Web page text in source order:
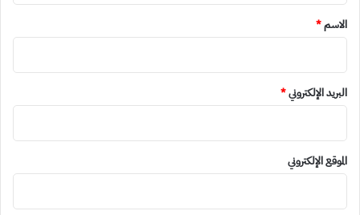
*
الاسم*
البريد الإلكتروني*
الموقع الإلكتروني